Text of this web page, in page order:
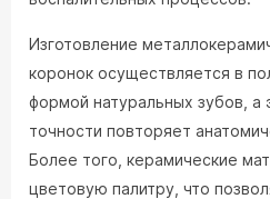
Изготовление
коронок осуществляется в
формой натуральных зубов, а
точности повторяет
Более того, керамические
цветовую палитру, что